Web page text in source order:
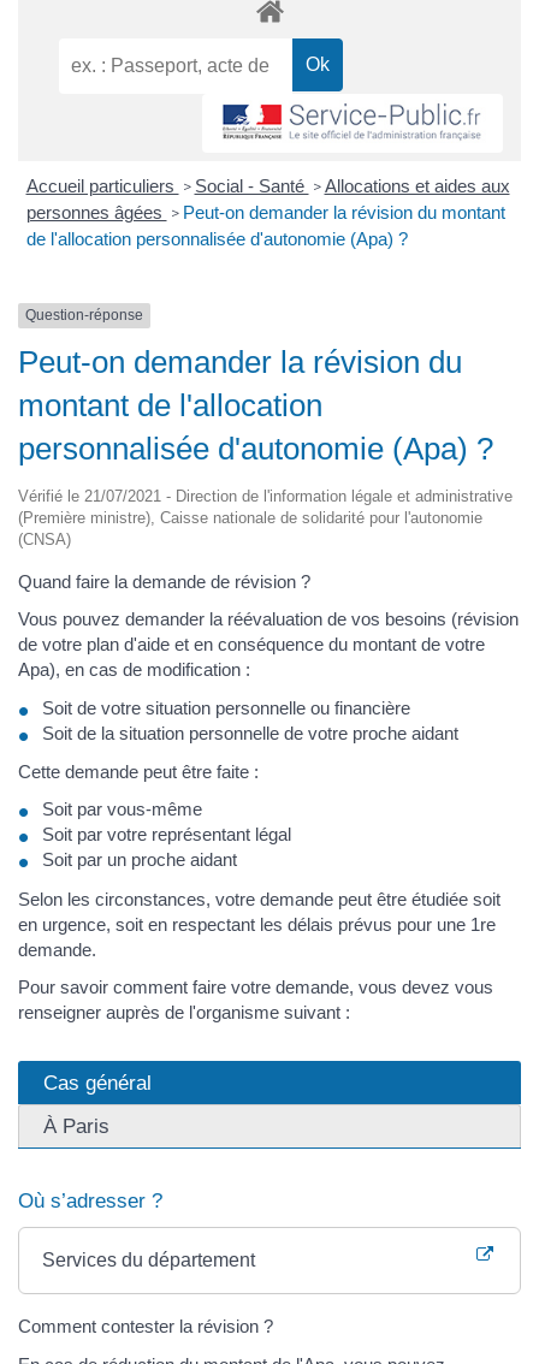
Accueil particuliers > Social - Santé > Allocations et aides aux
personnes âgées > Peut-on demander la révision du montant
de l'allocation personnalisée d'autonomie (Apa) ?
Question-réponse
Peut-on demander la révision du
montant de l'allocation
personnalisée d'autonomie (Apa) ?
Vérifié le 21/07/2021 - Direction de l'information légale et administrative
(Première ministre), Caisse nationale de solidarité pour l'autonomie
(CNSA)
Quand faire la demande de révision ?
Vous pouvez demander la réévaluation de vos besoins (révision
de votre plan d'aide et en conséquence du montant de votre
Apa), en cas de modification :
Soit de votre situation personnelle ou financière
Soit de la situation personnelle de votre proche aidant
Cette demande peut être faite :
Soit par vous-même
Soit par votre représentant légal
Soit par un proche aidant
Selon les circonstances, votre demande peut être étudiée soit
en urgence, soit en respectant les délais prévus pour une 1re
demande.
Pour savoir comment faire votre demande, vous devez vous
renseigner auprès de l'organisme suivant :
Cas général
À Paris
Où s’adresser ?
Services du département
Comment contester la révision ?